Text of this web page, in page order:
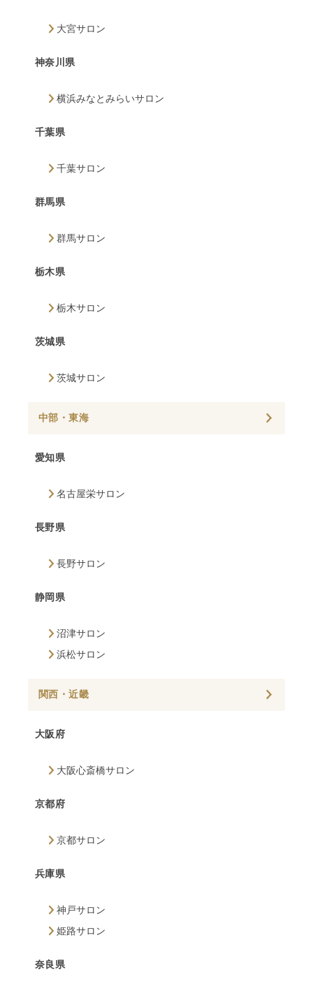
大宮サロン
神奈川県
横浜みなとみらいサロン
千葉県
千葉サロン
群馬県
群馬サロン
栃木県
栃木サロン
茨城県
茨城サロン
中部・東海
愛知県
名古屋栄サロン
長野県
長野サロン
静岡県
沼津サロン
浜松サロン
関西・近畿
大阪府
大阪心斎橋サロン
京都府
京都サロン
兵庫県
神戸サロン
姫路サロン
奈良県